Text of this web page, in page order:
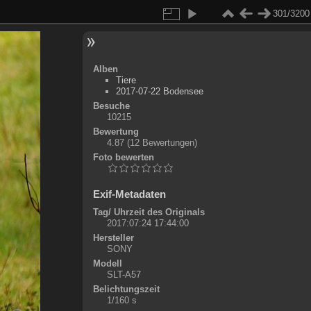
301/3200
Alben
Tiere
2017-07-22 Bodensee
Besuche
10215
Bewertung
4.87 (12 Bewertungen)
Foto bewerten
Exif-Metadaten
Tag/ Uhrzeit des Originals
2017:07:24 17:44:00
Hersteller
SONY
Modell
SLT-A57
Belichtungszeit
1/160 s